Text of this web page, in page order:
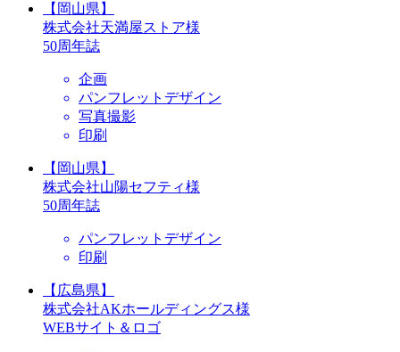
【岡山県】
株式会社天満屋ストア様
50周年誌
企画
パンフレットデザイン
写真撮影
印刷
【岡山県】
株式会社山陽セフティ様
50周年誌
パンフレットデザイン
印刷
【広島県】
株式会社AKホールディングス様
WEBサイト＆ロゴ